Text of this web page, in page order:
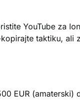
YouTube za
taktiku, ali
EUR (amaterski)